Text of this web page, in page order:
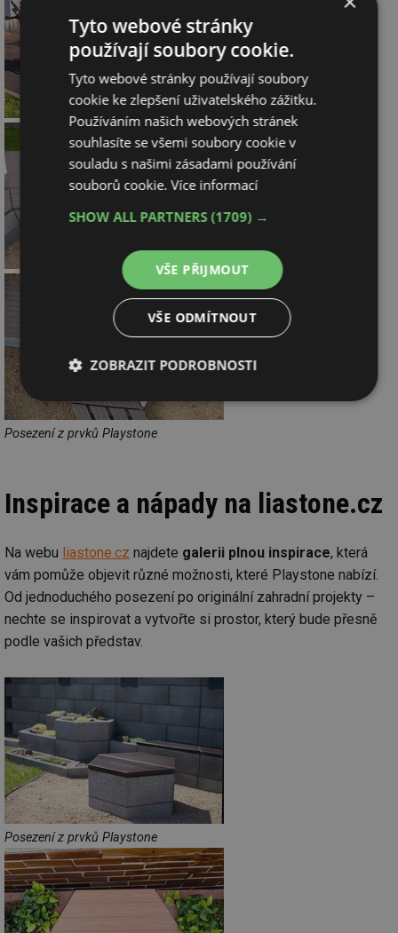
Posezení z prvků Playstone
Inspirace a nápady na liastone.cz
Na webu liastone.cz najdete galerii plnou inspirace, která
vám pomůže objevit různé možnosti, které Playstone nabízí.
Od jednoduchého posezení po originální zahradní projekty –
nechte se inspirovat a vytvořte si prostor, který bude přesně
podle vašich představ.
Posezení z prvků Playstone
Tyto webové stránky
používají soubory cookie.
Tyto webové stránky používají soubory
cookie ke zlepšení uživatelského zážitku.
Používáním našich webových stránek
souhlasíte se všemi soubory cookie v
souladu s našimi zásadami používání
souborů cookie.Více informací
SHOW ALL PARTNERS(1709) →
VŠE PŘIJMOUT
VŠE ODMÍTNOUT
ZOBRAZIT PODROBNOSTI
Nezbytně
nutné
soubory
Výkonové
soubory
Soubory
Funkční soubory
Nezařazené
soubory
Nezbytně nutné soubory
Nezařazené soubory
Nezbytně nutné soubory cookie umožňují základní
funkce webových stránek, jako je přihlášení
uživatele a správa účtu. Webové stránky nelze bez
nezbytně nutných souborů cookie správně používat.
Název
g_state
g_csrf_token